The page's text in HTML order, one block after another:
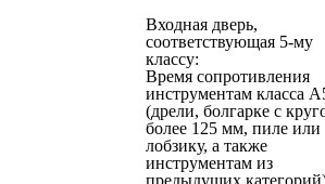
Входная дверь,
соответствующая 5-му
классу:
Время сопротивления
инструментам класса
(дрели, болгарке с
более 125 мм, пиле или
лобзику, а также
инструментам из
предыдущих